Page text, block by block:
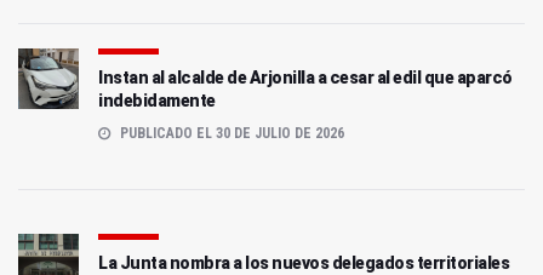
Instan al alcalde de Arjonilla a cesar al edil que aparcó
indebidamente
PUBLICADO EL 30 DE JULIO DE 2026
La Junta nombra a los nuevos delegados territoriales